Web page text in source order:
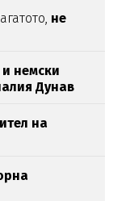
не
немски
Дунав
на